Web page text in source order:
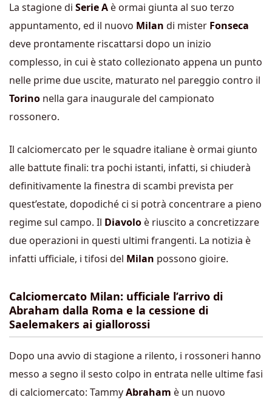
La stagione di Serie A è ormai giunta al suo terzo
appuntamento, ed il nuovo Milan di mister Fonseca
deve prontamente riscattarsi dopo un inizio
complesso, in cui è stato collezionato appena un punto
nelle prime due uscite, maturato nel pareggio contro il
Torino nella gara inaugurale del campionato
rossonero.
Il calciomercato per le squadre italiane è ormai giunto
alle battute finali: tra pochi istanti, infatti, si chiuderà
definitivamente la finestra di scambi prevista per
quest’estate, dopodiché ci si potrà concentrare a pieno
regime sul campo. Il Diavolo è riuscito a concretizzare
due operazioni in questi ultimi frangenti. La notizia è
infatti ufficiale, i tifosi del Milan possono gioire.
Calciomercato Milan: ufficiale l’arrivo di
Abraham dalla Roma e la cessione di
Saelemakers ai giallorossi
Dopo una avvio di stagione a rilento, i rossoneri hanno
messo a segno il sesto colpo in entrata nelle ultime fasi
di calciomercato: TammyAbraham è un nuovo